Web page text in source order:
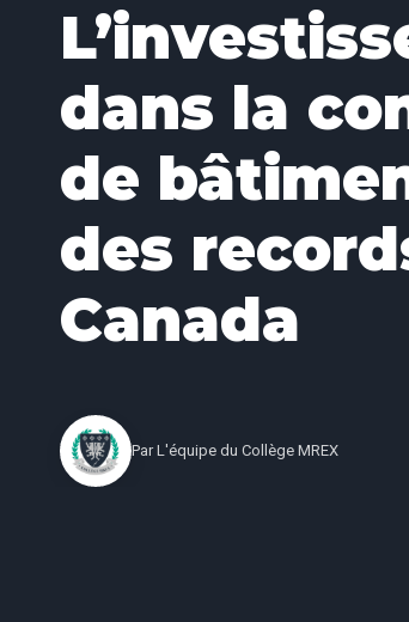
dans la
de
des
Canada
Par L'équipe du Collège MREX